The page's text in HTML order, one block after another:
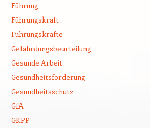
Führung
Führungskraft
Führungskräfte
Gefährdungsbeurteilung
Gesunde Arbeit
Gesundheitsförderung
Gesundheitsschutz
GfA
GKPP